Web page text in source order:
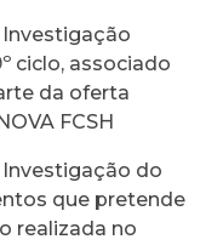
ciclo, associado
da oferta
FCSH
do
que pretende
realizada no